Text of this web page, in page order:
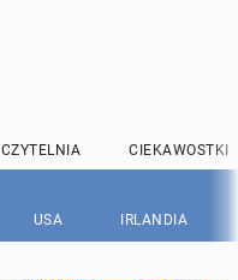
CZYTELNIA CIEKAWOSTKI
USA IRLANDIA